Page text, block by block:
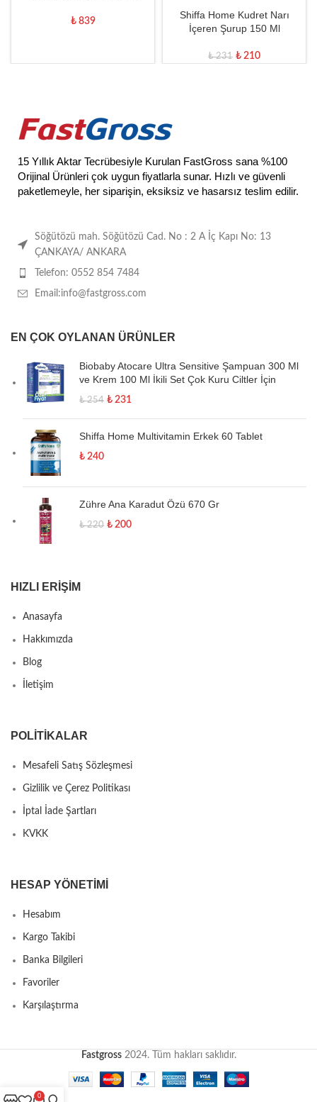
₺839
Shiffa Home Kudret Narı
İçeren Şurup 150 Ml
₺231 ₺ 210
15 Yıllık Aktar Tecrübesiyle Kurulan FastGross sana %100
Orijinal Ürünleri çok uygun fiyatlarla sunar. Hızlı ve güvenli
paketlemeyle, her siparişin, eksiksiz ve hasarsız teslim edilir.
Söğütözü mah. Söğütözü Cad. No : 2 A İç Kapı No: 13
ÇANKAYA/ ANKARA
Telefon: 0552 854 7484
Email:info@fastgross.com
EN ÇOK OYLANAN ÜRÜNLER
Biobaby Atocare Ultra Sensitive Şampuan 300 Ml
ve Krem 100 Ml İkili Set Çok Kuru Ciltler İçin
₺254 ₺ 231
Shiffa Home Multivitamin Erkek 60 Tablet
₺ 240
Zühre Ana Karadut Özü 670 Gr
₺220 ₺ 200
HIZLI ERIŞIM
Anasayfa
Hakkımızda
Blog
İletişim
POLITIKALAR
Mesafeli Satış Sözleşmesi
Gizlilik ve Çerez Politikası
İptal İade Şartları
KVKK
HESAP YÖNETIMI
Hesabım
Kargo Takibi
Banka Bilgileri
Favoriler
Karşılaştırma
Fastgross 2024. Tüm hakları saklıdır.
0